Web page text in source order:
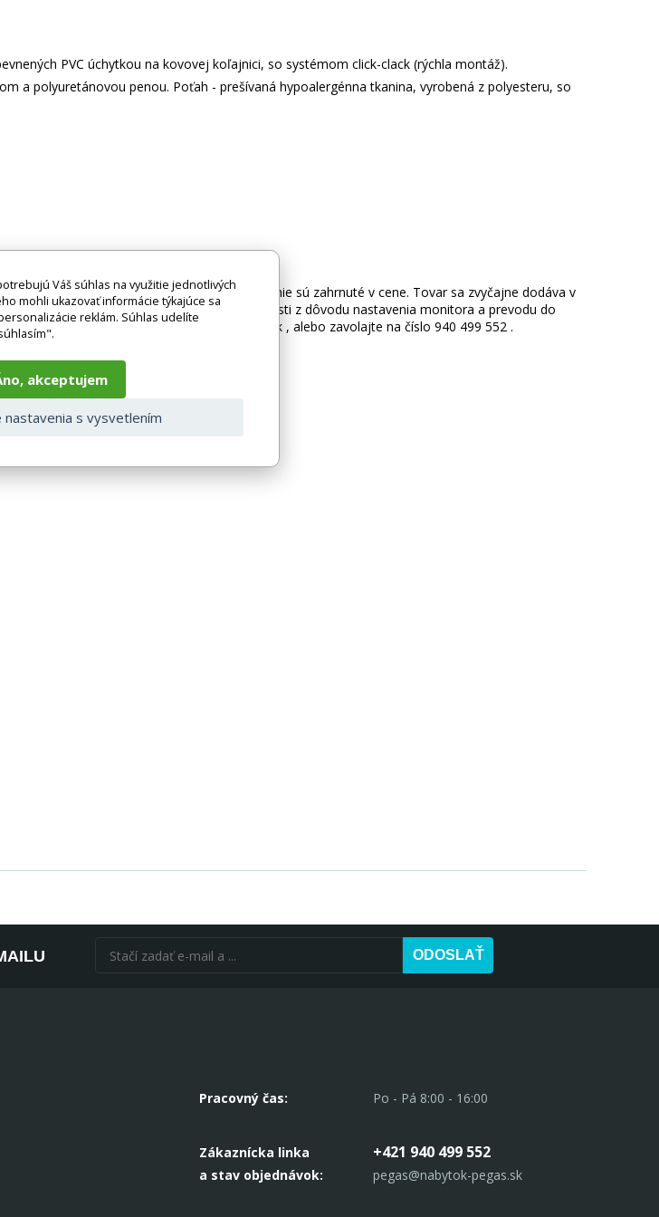
PVC úchytkou na kovovej koľajnici, so systémom click-clack (rýchla montáž).
a polyuretánovou penou. Poťah - prešívaná hypoalergénna tkanina, vyrobená z polyesteru, so
vodovodných batérií, matracov atď.), preto nie sú zahrnuté v cene. Tovar sa zvyčajne dodáva v
farba výrobku nemusí zodpovedať skutočnosti z dôvodu nastavenia monitora a prevodu do
klientske centrum: pegas@nabytok-pegas.sk , alebo zavolajte na číslo 940 499 552 .
ODOSLAŤ
Pracovný čas: Po - Pá 8:00 - 16:00
Zákaznícka linka
a stav objednávok:
+421 940 499 552
pegas@nabytok-pegas.sk
Váš súhlas na využitie jednotlivých
mohli ukazovať informácie týkajúce sa
reklám. Súhlas udelíte
akceptujem
nastavenia s vysvetlením